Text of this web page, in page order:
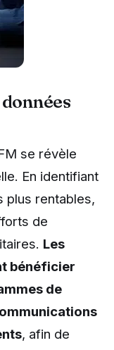
se révèle
En identifiant
plus rentables,
de
Les
bénéficier
de
, afin de